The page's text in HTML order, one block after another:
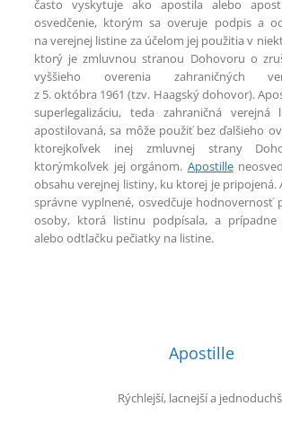
často vyskytuje ako apostila alebo
osvedčenie, ktorým sa overuje podpis a
na verejnej listine za účelom jej použitia v
ktorý je zmluvnou stranou Dohovoru o
vyššieho overenia zahraničných
z 5. októbra 1961 (tzv. Haagský dohovor).
superlegalizáciu, teda zahraničná
apostilovaná, sa môže použiť bez ďalšieho
ktorejkoľvek inej zmluvnej strany
ktorýmkoľvek jej orgánom. Apostille
obsahu verejnej listiny, ku ktorej je pripojená.
správne vyplnené, osvedčuje hodnovernosť
osoby, ktorá listinu podpísala, a prípadne
alebo odtlačku pečiatky na listine.
Apostille
Rýchlejší, lacnejší a